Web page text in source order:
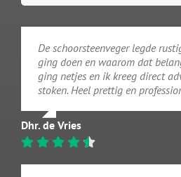
De schoorsteenveger legde
ging doen en waarom dat
ging netjes en ik kreeg direct
stoken. Heel prettig en
Dhr. de Vries